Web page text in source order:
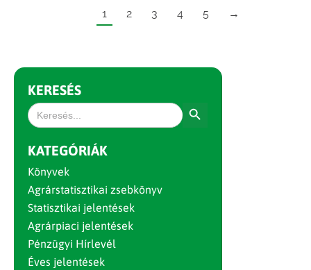
1 2 3 4 5 →
KERESÉS
Search
for:
KATEGÓRIÁK
Könyvek
Agrárstatisztikai zsebkönyv
Statisztikai jelentések
Agrárpiaci jelentések
Pénzügyi Hírlevél
Éves jelentések